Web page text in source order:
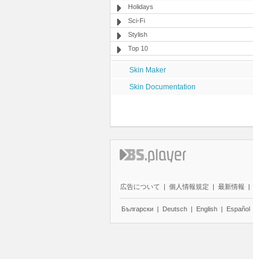
Holidays
Sci-Fi
Stylish
Top 10
Skin Maker
Skin Documentation
広告について | 個人情報規定 | 最新情報 |
Български | Deutsch | English | Español